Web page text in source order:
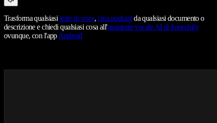
Trasforma qualsiasitesto in voce,crea podcastda qualsiasi documento o
descrizione e chiedi qualsiasi cosa all'assistente vocale AI di Speechify
ovunque, con l'appAndroid